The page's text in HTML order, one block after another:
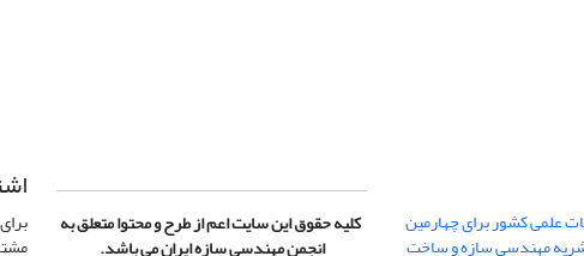
علمی کشور برای چهارمین
مهندسی سازه و ساخت
کلیه حقوق این سایت اعم از طرح و محتوا متعلق به
انجمن مهندسی سازه ایران می باشد.